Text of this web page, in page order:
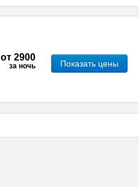
от 2900
за ночь Показать цены